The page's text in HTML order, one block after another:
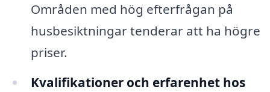
Områden med hög efterfrågan på
husbesiktningar tenderar att ha högre
priser.
Kvalifikationer och erfarenhet hos